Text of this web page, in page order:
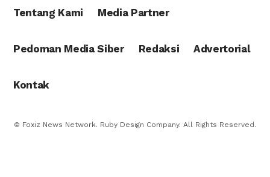
Tentang Kami Media Partner
Pedoman Media Siber Redaksi Advertorial
Kontak
© Foxiz News Network. Ruby Design Company. All Rights Reserved.